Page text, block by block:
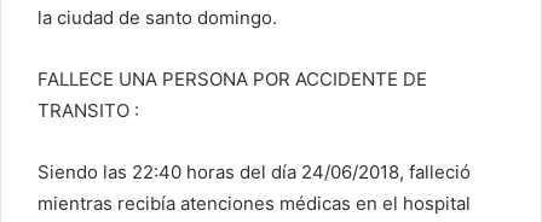
la ciudad de santo domingo.
FALLECE UNA PERSONA POR ACCIDENTE DE
TRANSITO :
Siendo las 22:40 horas del día 24/06/2018, falleció
mientras recibía atenciones médicas en el hospital